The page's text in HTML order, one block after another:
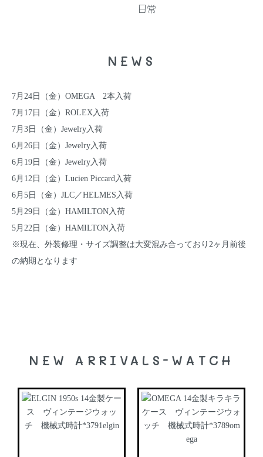
日常
NEWS
7月24日（金） OMEGA 2本 入荷
7月17日（金） ROLEX 入荷
7月3日（金） Jewelry 入荷
6月26日（金） Jewelry 入荷
6月19日（金） Jewelry 入荷
6月12日（金） Lucien Piccard 入荷
6月5日（金） JLC ／HELMES 入荷
5月29日（金） HAMILTON 入荷
5月22日（金） HAMILTON 入荷
※現在、外装修理・サイズ調整は大変混み合っており2ヶ月前後
の納期となります
NEW ARRIVALS-WATCH